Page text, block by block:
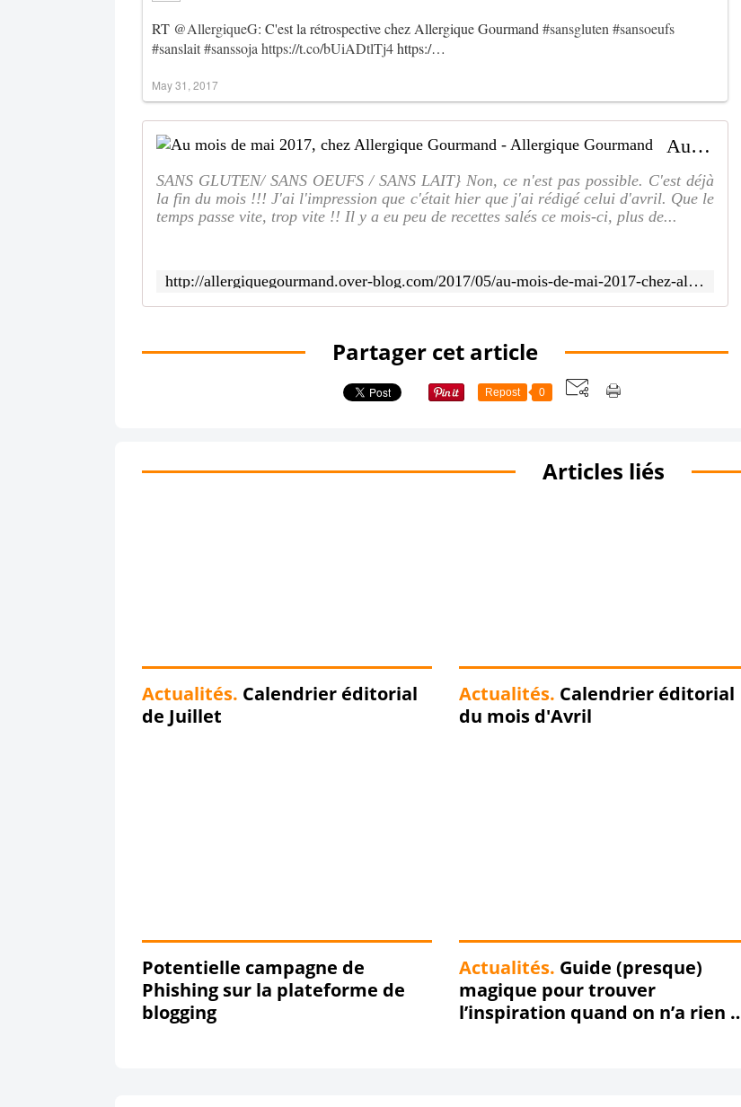
RT @AllergiqueG: C'est la rétrospective chez Allergique Gourmand #sansgluten #sansoeufs
#sanslait#sanssoja https://t.co/bUiADtlTj4https:/…
May 31, 2017
Au mois de mai 2017, chez Allergique Gourmand - Allergique Gourmand
SANS GLUTEN/ SANS OEUFS / SANS LAIT} Non, ce n'est pas possible. C'est déjà
la fin du mois !!! J'ai l'impression que c'était hier que j'ai rédigé celui d'avril. Que le
temps passe vite, trop vite !! Il y a eu peu de recettes salés ce mois-ci, plus de...
http://allergiquegourmand.over-blog.com/2017/05/au-mois-de-mai-2017-chez-allergique-gourmand.html
Partager cet article
Repost 0
Articles liés
Actualités. Calendrier éditorial
de Juillet
Actualités. Calendrier éditorial
du mois d'Avril
Potentielle campagne de
Phishing sur la plateforme de
blogging
Actualités. Guide (presque)
magique pour trouver
l’inspiration quand on n’a rien à